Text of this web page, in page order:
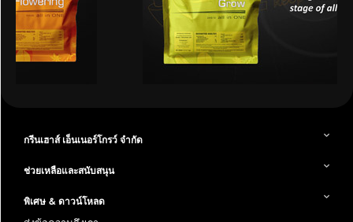
กรีนเฮาส์ เอ็นเนอร์โกรว์ จำกัด
ช่วยเหลือและสนับสนุน
พิเศษ & ดาวน์โหลด